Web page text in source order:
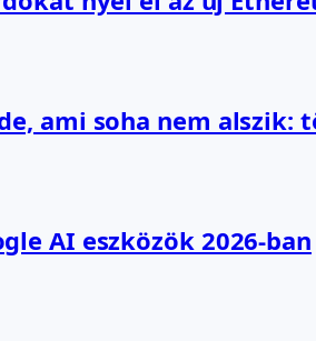
ami soha nem alszik:
AI eszközök 2026-ban